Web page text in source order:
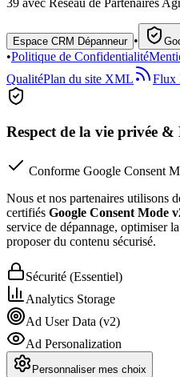
Espace CRM Dépanneur •
•Politique de Confidentialité
QualitéPlan du site XML Flux
Respect de la vie privée &
Conforme Google Consent
Nous et nos partenaires utilisons
certifiés Google Consent Mode
service de dépannage, optimiser
proposer du contenu sécurisé.
Sécurité (Essentiel)
Analytics Storage
Ad User Data (v2)
Ad Personalization
Personnaliser mes choix